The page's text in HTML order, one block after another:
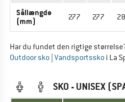
Sållængde
(mm)
277 277
Har du fundet den rigtige
Outdoor sko Vandsportssko i La
SKO - UNISEX